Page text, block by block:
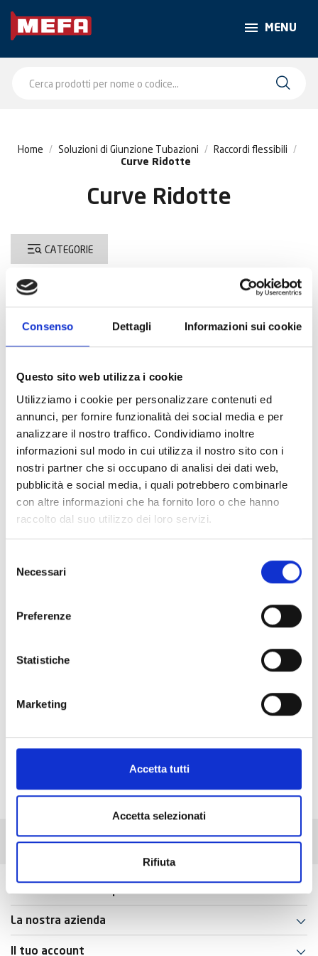
Consenso Dettagli Informazioni sui cookie
Questo sito web utilizza i cookie
Utilizziamo i cookie per personalizzare contenuti ed
annunci, per fornire funzionalità dei social media e per
analizzare il nostro traffico. Condividiamo inoltre
informazioni sul modo in cui utilizza il nostro sito con i
nostri partner che si occupano di analisi dei dati web,
pubblicità e social media, i quali potrebbero combinarle
con altre informazioni che ha fornito loro o che hanno
raccolto dal suo utilizzo dei loro servizi.
delNecessari
Preferenze
Statistiche
Marketing
Accetta tutti
Accetta selezionati
Rifiuta
MENU
Home Soluzioni di Giunzione Tubazioni Raccordi flessibili
Curve Ridotte
Curve Ridotte
CATEGORIE
C'è 1 prodotto. Ordina per: Rilevanza
Curva Ridotta con Supporto Proflex
Informazioni e-shop
La nostra azienda
Il tuo account